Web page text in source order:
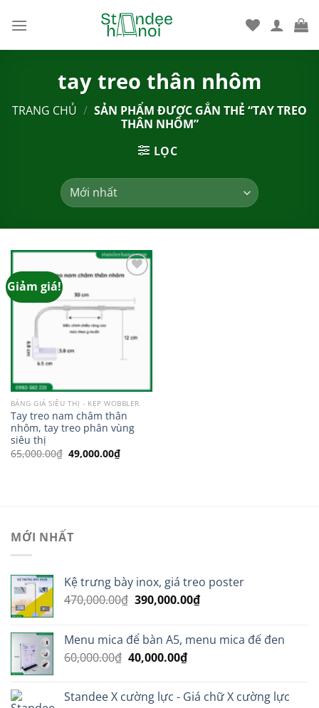
qua
tay treo thân nhôm
TRANG CHỦ / SẢN PHẨM ĐƯỢC GẮN THẺ “TAY TREO
THÂN NHÔM”
LỌC
Giảm giá!
BẢNG GIÁ SIÊU THỊ - KẸP WOBBLER
Tay treo nam châm thân
nhôm, tay treo phân vùng
siêu thị
65,000.00₫ Giá
gốc
49,000.00₫Giá
hiện
MỚI NHẤT
Kệ trưng bày inox, giá treo poster
470,000.00₫ Giá
470,000.00₫.
390,000.00₫Giá
là:
Menu mica để bàn A5, menu mica đế đen
60,000.00₫ Giá
60,000.00₫.
40,000.00₫Giá
là:
Standee X cường lực - Giá chữ X cường lực